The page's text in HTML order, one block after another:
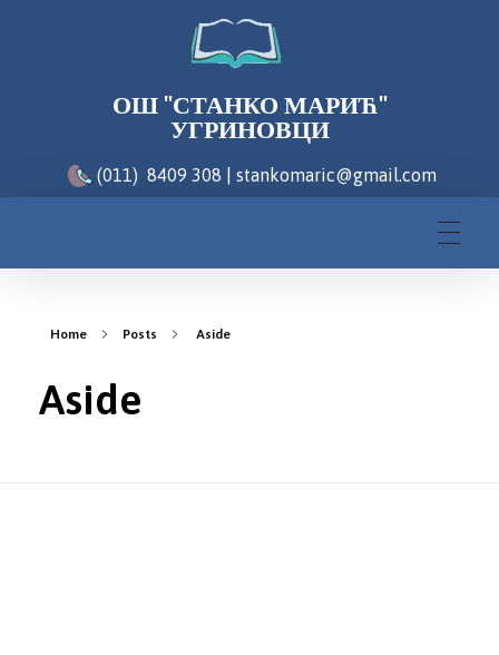
ОШ "СТАНКО МАРИЋ"
УГРИНОВЦИ
(011) 8409 308 | stankomaric@gmail.com
Home Posts Aside
Aside